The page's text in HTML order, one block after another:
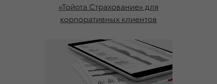
«Тойота Страхование» для
корпоративных клиентов